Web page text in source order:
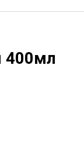
400мл